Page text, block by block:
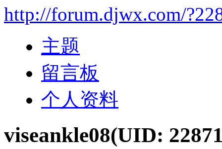
http://forum.djwx.com/
主题
留言板
个人资料
viseankle08(UID: